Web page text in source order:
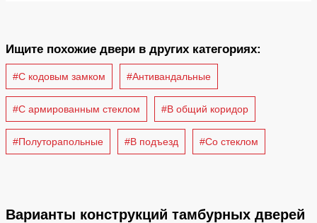
Ищите похожие двери в других категориях:
#С кодовым замком #Антивандальные
#С армированным стеклом #В общий коридор
#Полуторапольные #В подъезд #Со стеклом
Варианты конструкций тамбурных дверей